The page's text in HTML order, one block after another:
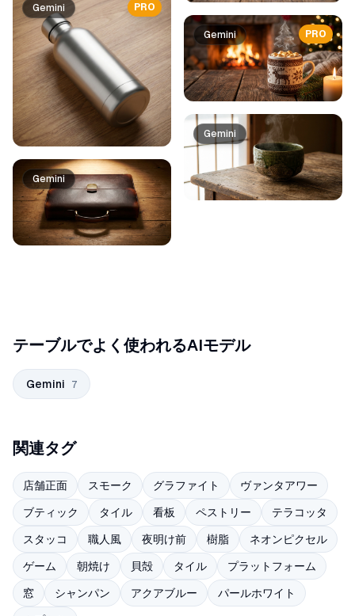
PRO
Gemini
Gemini
PRO
Gemini
Gemini
テーブルでよく使われるAIモデル
Gemini 7
関連タグ
店舗正面 スモーク グラファイト
ヴァンタアワー
ブティック
タイル 看板 ペストリー
テラコッタ
スタッコ
職人風 夜明け前 樹脂
ネオンピクセル
ゲーム
朝焼け 貝殻 タイル
プラットフォーム
窓
シャンパン アクアブルー
パールホワイト